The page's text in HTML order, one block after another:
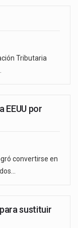
Tributaria
EEUU por
convertirse en
sustituir